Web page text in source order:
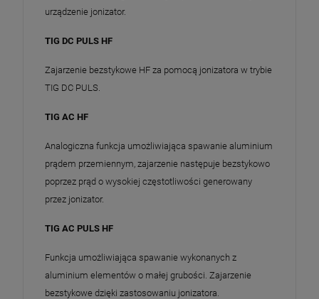
urządzenie jonizator.
TIG DC PULS HF
Zajarzenie bezstykowe HF za pomocą jonizatora w trybie
TIG DC PULS.
TIG AC HF
Analogiczna funkcja umożliwiająca spawanie aluminium
prądem przemiennym, zajarzenie następuje bezstykowo
poprzez prąd o wysokiej częstotliwości generowany
przez jonizator.
TIG AC PULS HF
Funkcja umożliwiająca spawanie wykonanych z
aluminium elementów o małej grubości. Zajarzenie
bezstykowe dzięki zastosowaniu jonizatora.